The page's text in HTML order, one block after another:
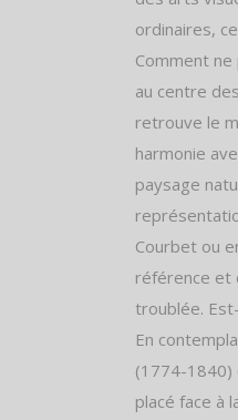
ordinaires,
Comment
au centre
retrouve le
harmonie
paysage
Courbet ou
référence et
troublée.
En
(1774-1840)
placé face à